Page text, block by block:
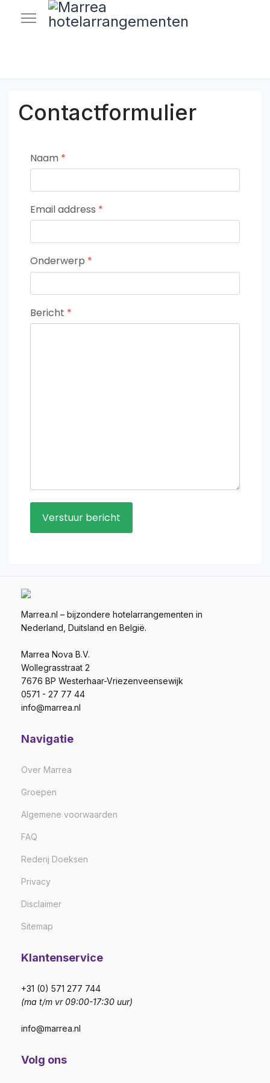
Contactformulier
Naam *
Email address *
Onderwerp *
Bericht *
Verstuur bericht
Marrea.nl – bijzondere hotelarrangementen in
Nederland, Duitsland en België.
Marrea Nova B.V.
Wollegrasstraat 2
7676 BP Westerhaar-Vriezenveensewijk
0571 - 27 77 44
info@marrea.nl
Navigatie
Over Marrea
Groepen
Algemene voorwaarden
FAQ
Rederij Doeksen
Privacy
Disclaimer
Sitemap
Klantenservice
+31 (0) 571 277 744
(ma t/m vr 09:00-17:30 uur)
info@marrea.nl
Volg ons